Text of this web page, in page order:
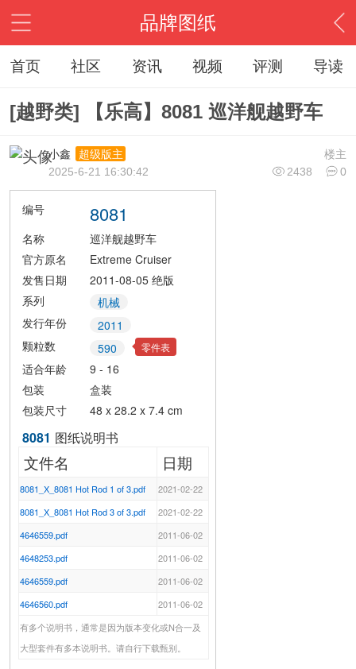
品牌图纸
首页 社区 资讯 视频 评测 导读
[越野类] 【乐高】8081 巡洋舰越野车
楼主
小鑫
超级版主
2438
0
2025-6-21 16:30:42
编号 8081
名称
巡洋舰越野车
官方原名
Extreme Cruiser
发售日期
2011-08-05 绝版
系列
机械
发行年份
2011
颗粒数
590 零件表
适合年龄
9 - 16
包装
盒装
包装尺寸
48 x 28.2 x 7.4 cm
8081 图纸说明书
文件名 日期
8081_X_8081 Hot Rod 1 of 3.pdf
2021-02-22
8081_X_8081 Hot Rod 3 of 3.pdf
2021-02-22
4646559.pdf
2011-06-02
4648253.pdf
2011-06-02
4646559.pdf
2011-06-02
4646560.pdf
2011-06-02
有多个说明书，通常是因为版本变化或N合一及
大型套件有多本说明书。请自行下载甄别。